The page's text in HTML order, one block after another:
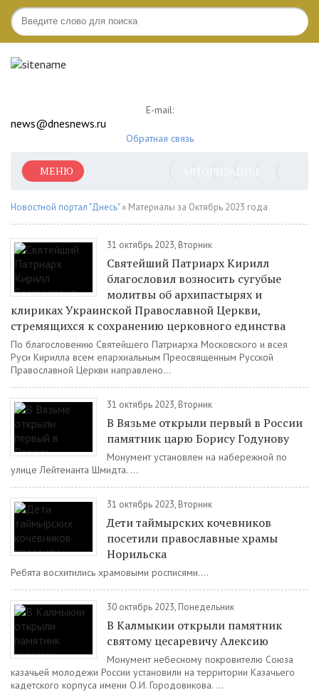
E-mail:
news@dnesnews.ru
Обратная связь
АВТОРИЗАЦИЯ
МЕНЮ
Новостной портал "Днесь"» Материалы за Октябрь 2023 года
31 октябрь 2023, Вторник
Святейший Патриарх Кирилл
благословил возносить сугубые
молитвы об архипастырях и
клириках Украинской Православной Церкви,
стремящихся к сохранению церковного единства
По благословению Святейшего Патриарха Московского и всея
Руси Кирилла всем епархиальным Преосвященным Русской
Православной Церкви направлено...
31 октябрь 2023, Вторник
В Вязьме открыли первый в России
памятник царю Борису Годунову
Монумент установлен на набережной по
улице Лейтенанта Шмидта. ...
31 октябрь 2023, Вторник
Дети таймырских кочевников
посетили православные храмы
Норильска
Ребята восхитились храмовыми росписями....
30 октябрь 2023, Понедельник
В Калмыкии открыли памятник
святому цесаревичу Алексию
Монумент небесному покровителю Союза
казачьей молодежи России установили на территории Казачьего
кадетского корпуса имени О.И. Городовикова. ...